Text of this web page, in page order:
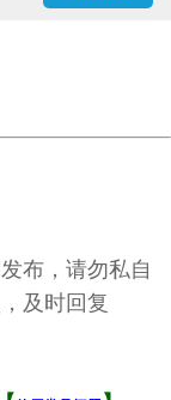
布，请勿私自
及时回复